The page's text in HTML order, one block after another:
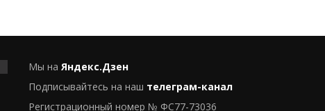
Мы на Яндекс.Дзен
Подписывайтесь на наш телеграм-канал
Регистрационный номер № ФС77-73036